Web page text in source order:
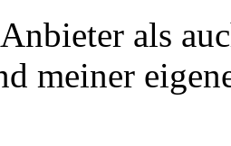
als
meiner